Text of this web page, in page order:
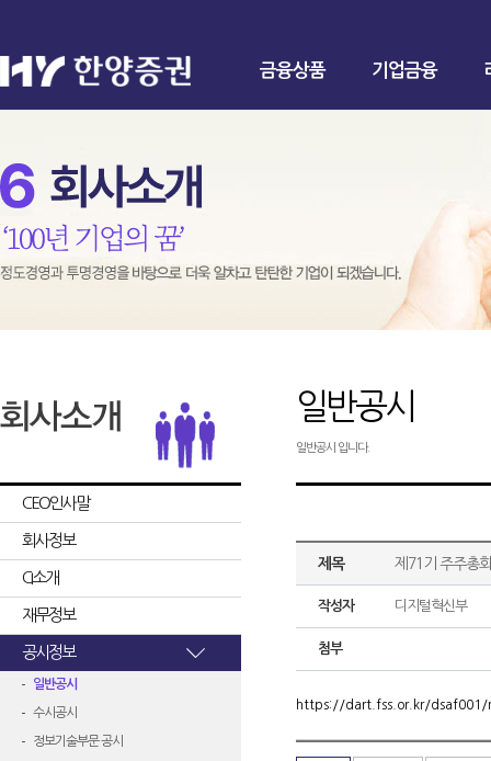
금융상품 기업금융
CEO인사말
회사정보
CI소개
재무정보
공시정보
일반공시
수시공시
정보기술부문 공시
일반공시
일반공시 입니다.
제목 제71기 주주총
작성자 디지털혁신부
첨부
https://dart.fss.or.kr/dsaf001/